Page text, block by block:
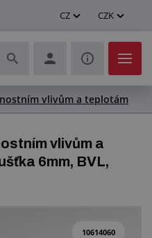
CZ CZK
vlivům a teplotám
vlivům a
6mm, BVL,
10614060